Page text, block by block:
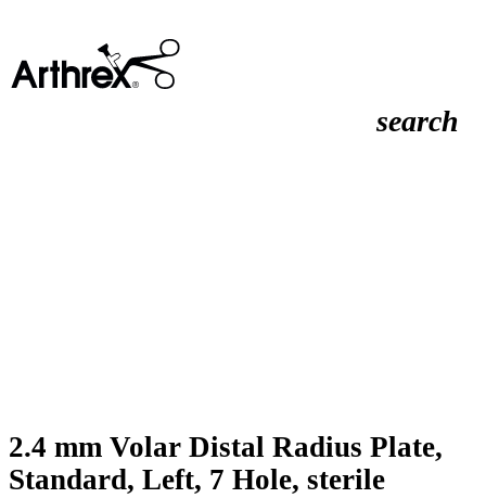
search
2.4 mm Volar Distal Radius Plate,
Standard, Left, 7 Hole, sterile